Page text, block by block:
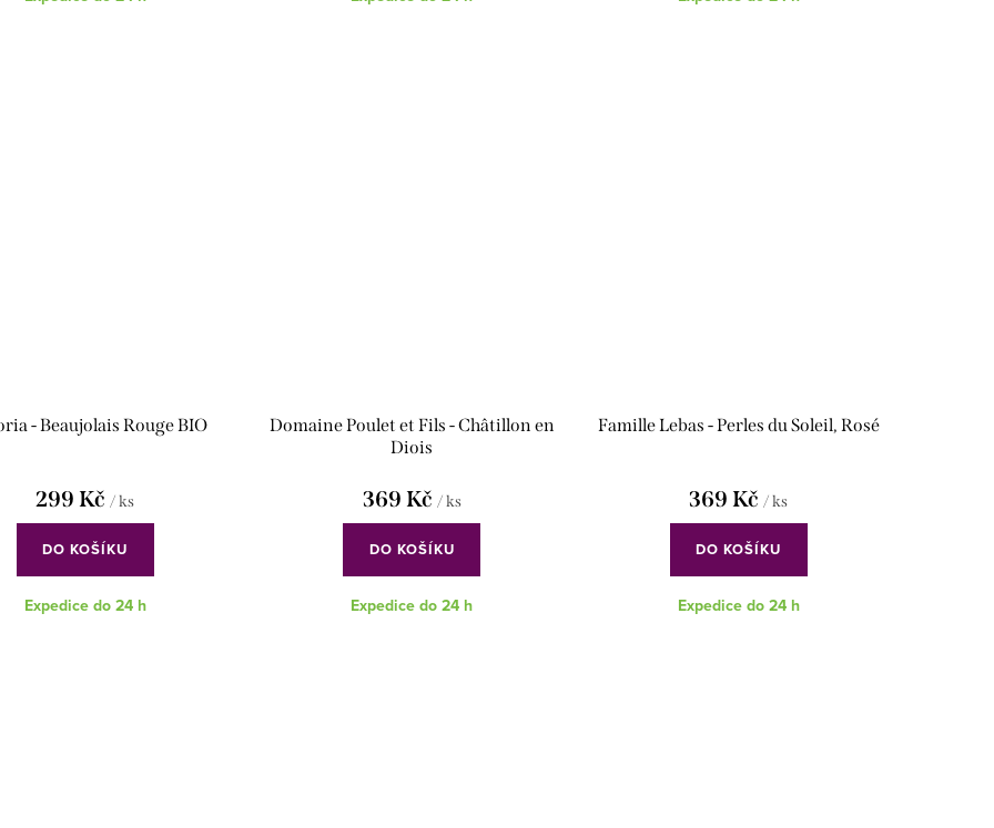
- Beaujolais Rouge BIO
299 Kč/ ks
DO KOŠÍKU
Expedice do 24 h
Domaine Poulet et Fils - Châtillon en
Diois
369 Kč / ks
DO KOŠÍKU
Expedice do 24 h
Famille Lebas - Perles du Soleil, Rosé
369 Kč/ ks
DO KOŠÍKU
Expedice do 24 h